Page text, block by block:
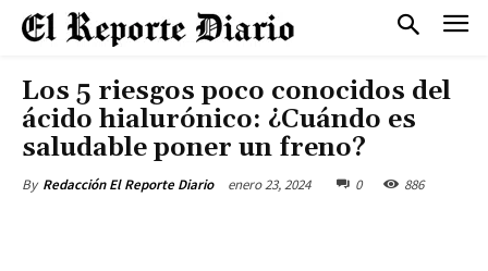
Los 5 riesgos poco conocidos del
ácido hialurónico: ¿Cuándo es
saludable poner un freno?
By Redacción El Reporte Diario enero 23, 2024 0 886